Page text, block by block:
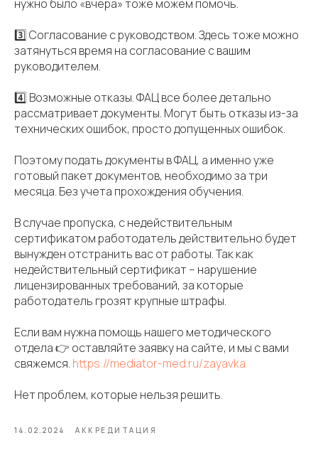
нужно было «вчера» тоже можем помочь.
3️⃣ Согласование с руководством. Здесь тоже можно
затянуться время на согласование с вашим
руководителем.
4️⃣ Возможные отказы. ФАЦ все более детально
рассматривает документы. Могут быть отказы из-за
технических ошибок, просто допущенных ошибок.
Поэтому подать документы в ФАЦ, а именно уже
готовый пакет документов, необходимо за три
месяца. Без учета прохождения обучения.
В случае пропуска, с недействительным
сертификатом работодатель действительно будет
вынужден отстранить вас от работы. Так как
недействительный сертификат – нарушение
лицензированных требований, за которые
работодатель грозят крупные штрафы.
Если вам нужна помощь нашего методического
отдела 👉 оставляйте заявку на сайте, и мы с вами
свяжемся. https://mediator-med.ru/zayavka
Нет проблем, которые нельзя решить.
14.02.2024 АККРЕДИТАЦИЯ